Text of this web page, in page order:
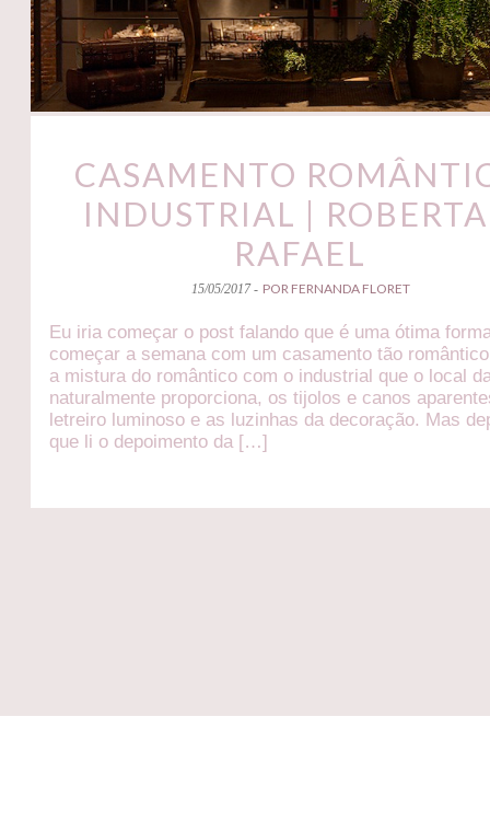
CASAMENTO
INDUSTRIAL |
RAFAEL
15/05/2017 - POR FERNANDA FLORET
Eu iria começar o post falando que é uma ótima
começar a semana com um casamento tão
a mistura do romântico com o industrial que o local
naturalmente proporciona, os tijolos e canos
letreiro luminoso e as luzinhas da decoração. Mas
que li o depoimento da […]